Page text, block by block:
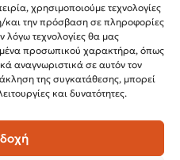
χρησιμοποιούμε τεχνολογίες
την πρόσβαση σε πληροφορίες
λόγω τεχνολογίες θα μας
προσωπικού χαρακτήρα, όπως
αναγνωριστικά σε αυτόν τον
της συγκατάθεσης, μπορεί
και δυνατότητες.
όροφος, 54622,
10:00 –14:00